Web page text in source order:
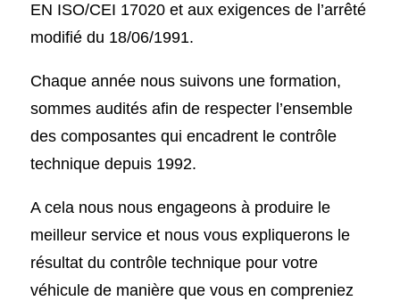
EN ISO/CEI 17020 et aux exigences de l’arrêté
modifié du 18/06/1991.
Chaque année nous suivons une formation,
sommes audités afin de respecter l’ensemble
des composantes qui encadrent le contrôle
technique depuis 1992.
A cela nous nous engageons à produire le
meilleur service et nous vous expliquerons le
résultat du contrôle technique pour votre
véhicule de manière que vous en compreniez